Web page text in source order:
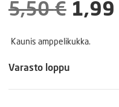
5,50€
hinta
5,50
1,99
Kaunis amppelikukka.
Varasto loppu